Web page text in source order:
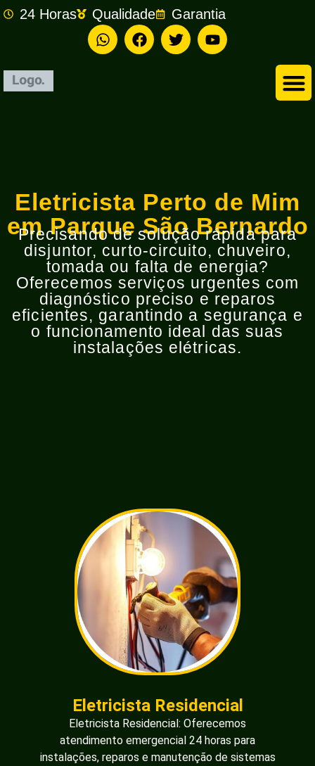
24 Horas Qualidade Garantia
Eletricista Perto de Mim
em Parque São Bernardo
Precisando de solução rápida para
disjuntor, curto-circuito, chuveiro,
tomada ou falta de energia?
Oferecemos serviços urgentes com
diagnóstico preciso e reparos
eficientes, garantindo a segurança e
o funcionamento ideal das suas
instalações elétricas.
Eletricista Residencial
Eletricista Residencial: Oferecemos
atendimento emergencial 24 horas para
instalações, reparos e manutenção de sistemas